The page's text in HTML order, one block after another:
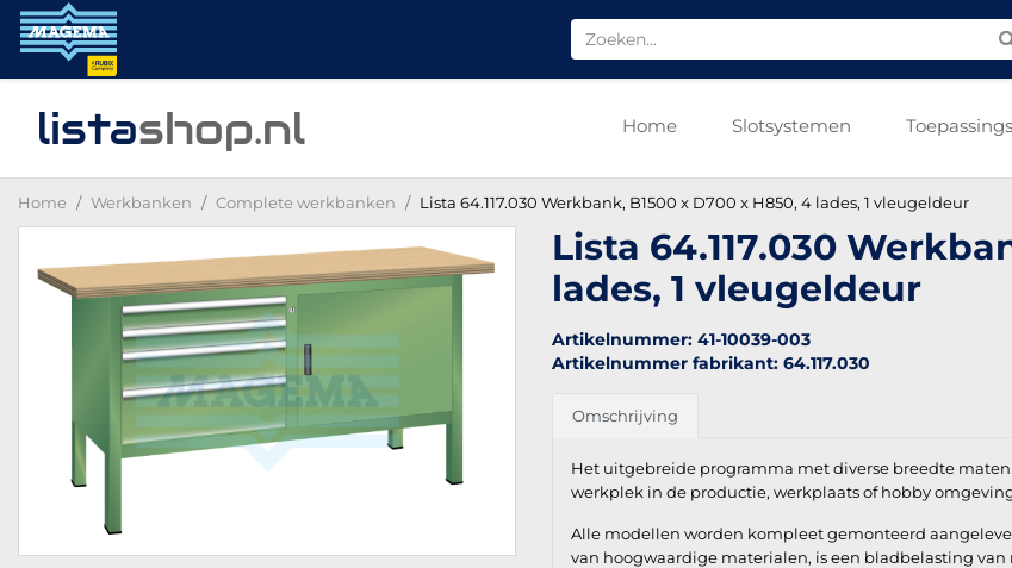
listashop.nl Home Slotsystemen
Home Werkbanken Complete werkbanken Lista 64.117.030 Werkbank, B1500 x D700 x H850, 4 lades, 1 vleugeldeur
Lista 64.117.030
lades, 1 vleugeldeur
Artikelnummer: 41-10039-003
Artikelnummer fabrikant: 64.117.030
Omschrijving
Het uitgebreide programma met diverse breedte
werkplek in de productie, werkplaats of hobby
Alle modellen worden kompleet gemonteerd
van hoogwaardige materialen, is een bladbelasting